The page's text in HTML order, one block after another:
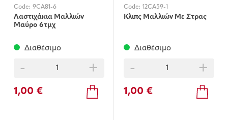
Code: 9CA81-6
Λαστιχάκια Μαλλιών
Μαύρο 6τμχ
Διαθέσιμο
- +
1,00 €
Code: 12CA59-1
Κλιπς Μαλλιών Με Στρας
Διαθέσιμο
- +
1,00 €